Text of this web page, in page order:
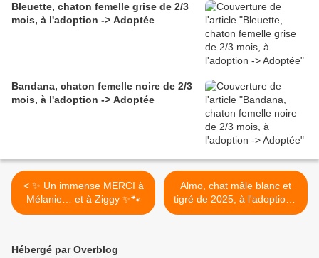
Bleuette, chaton femelle grise de 2/3
mois, à l'adoption -> Adoptée
Bandana, chaton femelle noire de 2/3
mois, à l'adoption -> Adoptée
< ✨ Un immense MERCI à
Mélanie… et à Ziggy ✨🐾
Almo, chat mâle blanc et
tigré de 2025, à l'adoption -
> adopté >
Hébergé par Overblog